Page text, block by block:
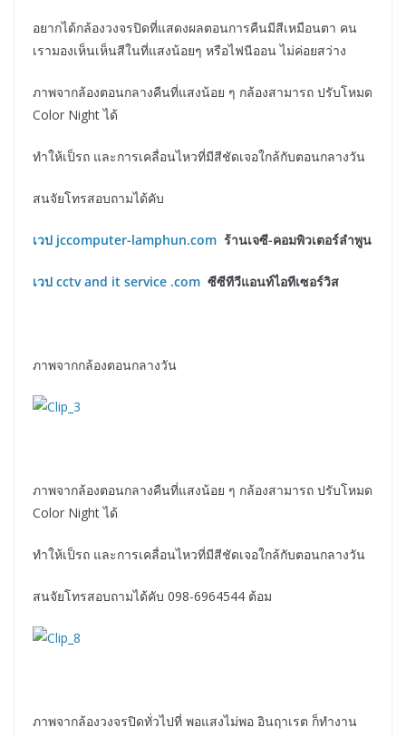
อยากได้กล้องวงจรปิดที่แสดงผลตอนการคืนมีสีเหมือนตา คน
เรามองเห็นเห็นสีในที่แสงน้อยๆ หรือไฟนีออน ไม่ค่อยสว่าง
ภาพจากล้องตอนกลางคืนที่แสงน้อย ๆ กล้องสามารถ ปรับโหมด
Color Night ได้
ทำให้เป็รถ และการเคลื่อนไหวที่มีสีชัดเจอใกล้กับตอนกลางวัน
สนจัยโทรสอบถามได้คับ
เวป jccomputer-lamphun.com ร้านเจซี-คอมพิวเตอร์ลำพูน
เวป cctv and it service .com ซีซีทีวีแอนท์ไอทีเซอร์วิส
ภาพจากกล้องตอนกลางวัน
ภาพจากล้องตอนกลางคืนที่แสงน้อย ๆ กล้องสามารถ ปรับโหมด
Color Night ได้
ทำให้เป็รถ และการเคลื่อนไหวที่มีสีชัดเจอใกล้กับตอนกลางวัน
สนจัยโทรสอบถามได้คับ 098-6964544 ต้อม
ภาพจากล้องวงจรปิดทั่วไปที่ พอแสงไม่พอ อินฤาเรต ก็ทำงาน